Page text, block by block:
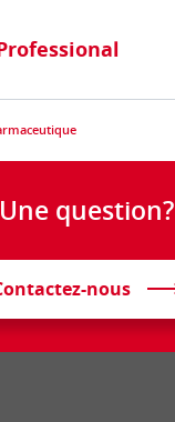
Une question?
nous